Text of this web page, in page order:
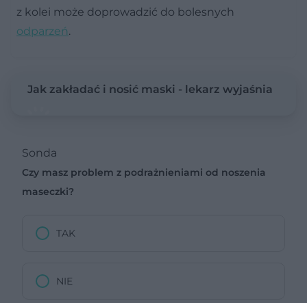
z kolei może doprowadzić do bolesnych
odparzeń.
Jak zakładać i nosić maski - lekarz wyjaśnia
Sonda
Czy masz problem z podrażnieniami od noszenia
maseczki?
TAK
NIE